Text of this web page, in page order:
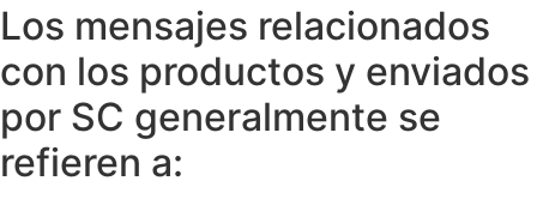
Los mensajes relacionados
con los productos y enviados
por SC generalmente se
refieren a: